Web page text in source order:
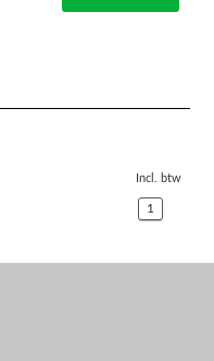
Incl. btw
1